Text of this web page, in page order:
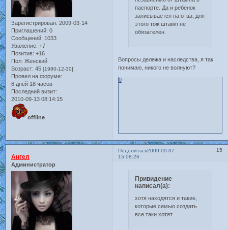
Зарегистрирован: 2009-03-14
Приглашений: 0
Сообщений: 1033
Уважение: +7
Позитив: +16
Пол: Женский
Возраст: 45 [1980-12-30]
Провел на форуме:
6 дней 18 часов
Последний визит:
2010-09-13 08:14:15
offline
паспорте. Да и ребенок
записывается на отца, для
этого тож штамп не
обязателен.
Вопросы дележа и наследства, я так
понимаю, никого не волнуют?
0
Поделиться 15
2009-09-07
15:08:26
Ангел
Администратор
Привидение
написал(а):
хотя находятся и такие,
которые семью создать
все таки хотят